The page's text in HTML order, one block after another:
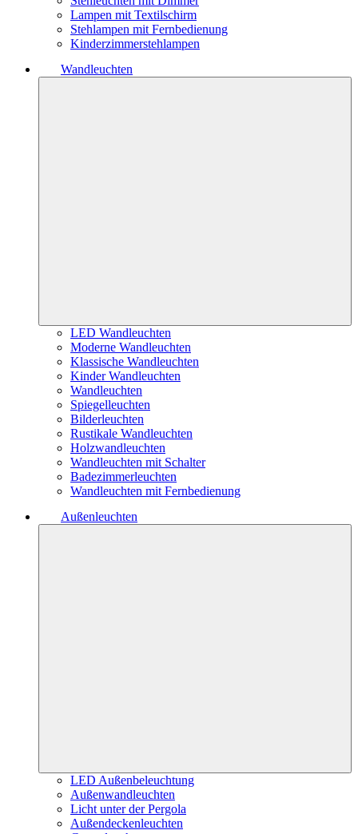
Lampen mit Textilschirm
Stehlampen mit Fernbedienung
Kinderzimmerstehlampen
Wandleuchten
LED Wandleuchten
Moderne Wandleuchten
Klassische Wandleuchten
Kinder Wandleuchten
Wandleuchten
Spiegelleuchten
Bilderleuchten
Rustikale Wandleuchten
Holzwandleuchten
Wandleuchten mit Schalter
Badezimmerleuchten
Wandleuchten mit Fernbedienung
Außenleuchten
LED Außenbeleuchtung
Außenwandleuchten
Licht unter der Pergola
Außendeckenleuchten